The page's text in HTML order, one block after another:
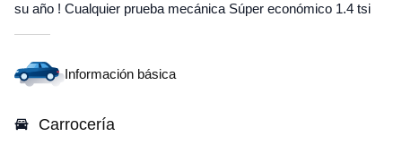
su año ! Cualquier prueba mecánica Súper económico 1.4 tsi
Información básica
Carrocería